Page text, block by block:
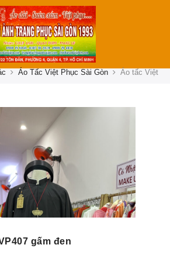
Áo Tấc Việt Phục Sài Gòn
Áo tấc Việt
gấm đen